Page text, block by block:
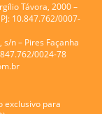
Távora, 2000 –
10.847.762/0007-
s/n – Pires Façanha
0024-78
exclusivo para